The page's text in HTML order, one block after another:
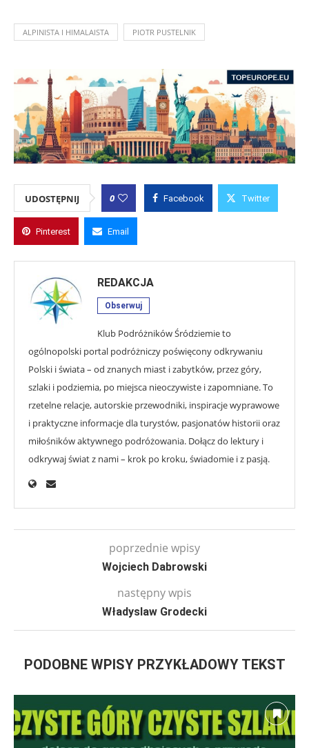
ALPINISTA I HIMALAISTA PIOTR PUSTELNIK
UDOSTĘPNIJ 0 Facebook Twitter
Pinterest Email
REDAKCJA
Obserwuj
Klub Podróżników Śródziemie to
ogólnopolski portal podróżniczy poświęcony odkrywaniu
Polski i świata – od znanych miast i zabytków, przez góry,
szlaki i podziemia, po miejsca nieoczywiste i zapomniane. To
rzetelne relacje, autorskie przewodniki, inspiracje wyprawowe
i praktyczne informacje dla turystów, pasjonatów historii oraz
miłośników aktywnego podróżowania. Dołącz do lektury i
odkrywaj świat z nami – krok po kroku, świadomie i z pasją.
poprzednie wpisy
Wojciech Dabrowski
następny wpis
Władyslaw Grodecki
PODOBNE WPISY PRZYKŁADOWY TEKST